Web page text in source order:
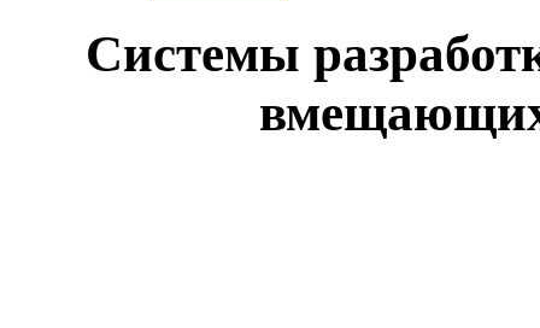
Системы
вмещающих